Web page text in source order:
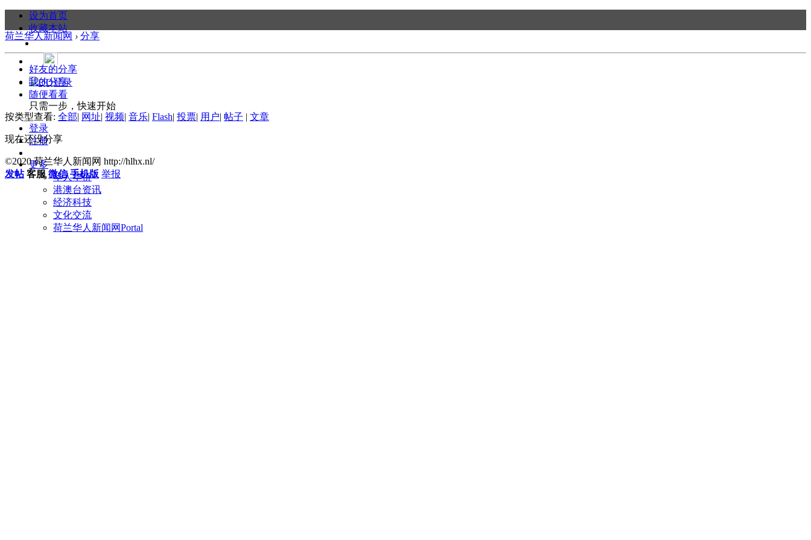
设为首页
收藏本站
只需一步，快速开始
登录
注册
更多
华人华侨
港澳台资讯
经济科技
文化交流
荷兰华人新闻网Portal
荷兰华人新闻网 › 分享
好友的分享
我的分享
随便看看
按类型查看: 全部| 网址| 视频| 音乐| Flash| 投票| 用户| 帖子 | 文章
现在还没分享
©2020 荷兰华人新闻网 http://hlhx.nl/
发帖 客服 微信 手机版 举报